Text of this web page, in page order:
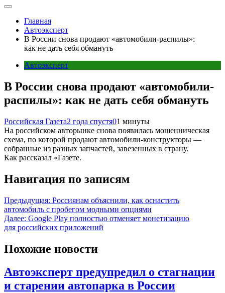
Главная
Автоэксперт
В России снова продают «автомобили-распилы»:
как не дать себя обмануть
Автоэксперт
В России снова продают «автомобили-
распилы»: как не дать себя обмануть
Российская Газета2 года спустя01 минуты
На российском авторынке снова появилась мошенническая
схема, по которой продают автомобили-конструкторы —
собранные из разных запчастей, завезенных в страну.
Как рассказал «Газете.
Навигация по записям
Предыдущая: Россиянам объяснили, как оснастить
автомобиль с пробегом модными опциями
Далее: Google Play полностью отменяет монетизацию
для российских приложений
Похожие новости
Автоэксперт предупредил о стагнации
и старении автопарка в России